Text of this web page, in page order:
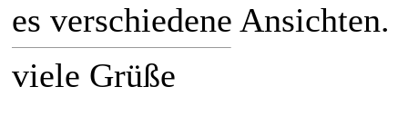
es verschiedene Ansichten.
viele Grüße